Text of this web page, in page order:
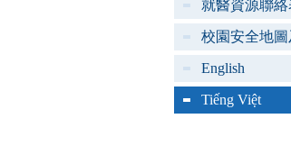
就醫資源聯絡
校園安全地
English
Tiếng Việt